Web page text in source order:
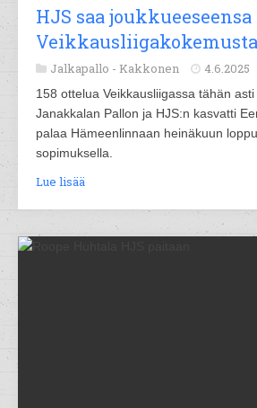
HJS saa
Veikkausliigakokemusta
Jalkapallo - Kakkonen 4.6.2025
158 ottelua Veikkausliigassa tähän
Janakkalan Pallon ja HJS:n kasvatti
palaa Hämeenlinnaan heinäkuun
sopimuksella.
Lue lisää